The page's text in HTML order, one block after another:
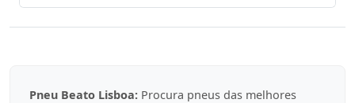
Pneu Beato Lisboa: Procura pneus das melhores